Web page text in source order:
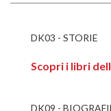
DK03 - STORIE
Scopri i libri
DK09 -